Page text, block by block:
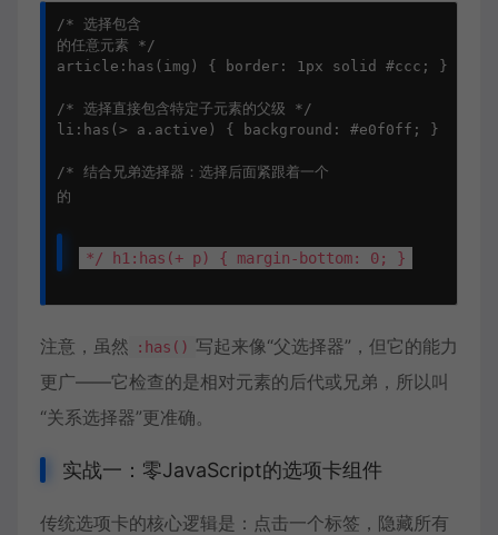
/* 选择包含
的任意元素 */
article:has(img) { border: 1px solid #ccc; }
/* 选择直接包含特定子元素的父级 */
li:has(> a.active) { background: #e0f0ff; }
/* 结合兄弟选择器：选择后面紧跟着一个
的
*/ h1:has(+ p) { margin-bottom: 0; }
注意，虽然 :has() 写起来像“父选择器”，但它的能力
更广——它检查的是相对元素的后代或兄弟，所以叫
“关系选择器”更准确。
实战一：零JavaScript的选项卡组件
传统选项卡的核心逻辑是：点击一个标签，隐藏所有